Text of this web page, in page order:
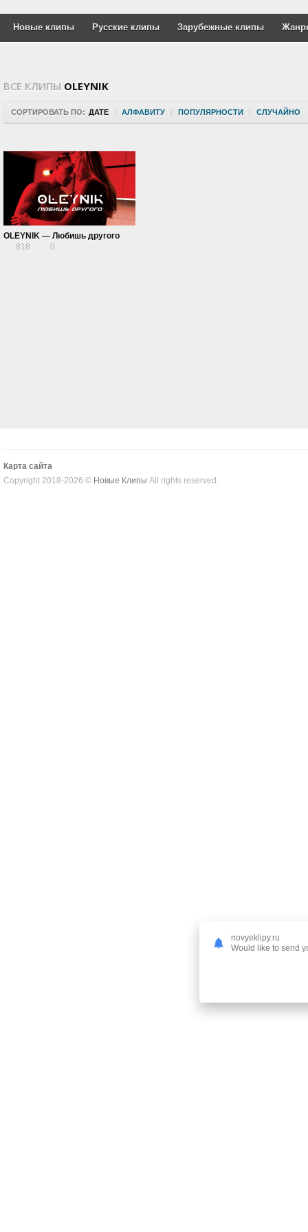
Новые клипы Русские клипы Зарубежные клипы
ВСЕ КЛИПЫ OLEYNIK
СОРТИРОВАТЬ ПО: ДАТЕ | АЛФАВИТУ | ПОПУЛЯРНОСТИ | СЛУЧАЙНО
OLEYNIK — Любишь другого
818
0
Карта сайта
Copyright 2018-2026 © Новые Клипы All rights reserved.
novyeklipy.ru
Would like to send